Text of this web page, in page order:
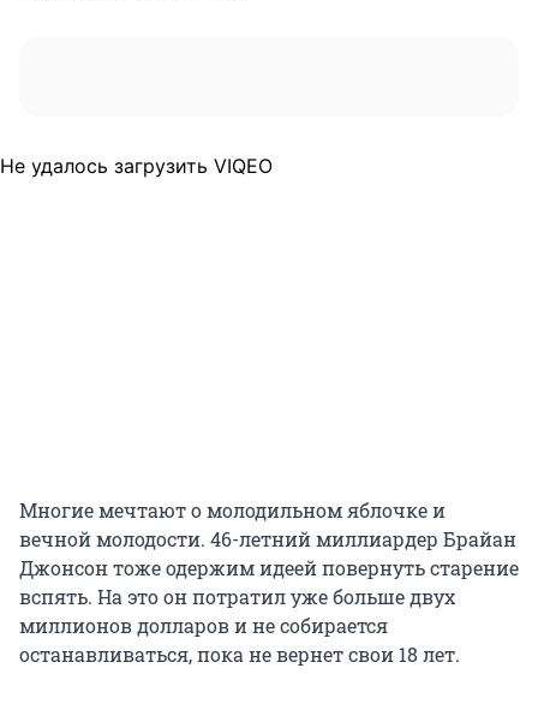
Не удалось загрузить VIQEO
Многие мечтают о молодильном яблочке и
вечной молодости. 46-летний миллиардер Брайан
Джонсон тоже одержим идеей повернуть старение
вспять. На это он потратил уже больше двух
миллионов долларов и не собирается
останавливаться, пока не вернет свои 18 лет.